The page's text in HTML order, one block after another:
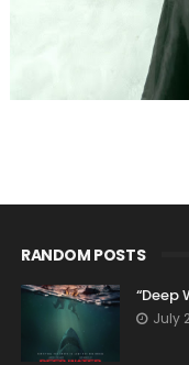
RANDOM POSTS
“Deep
July